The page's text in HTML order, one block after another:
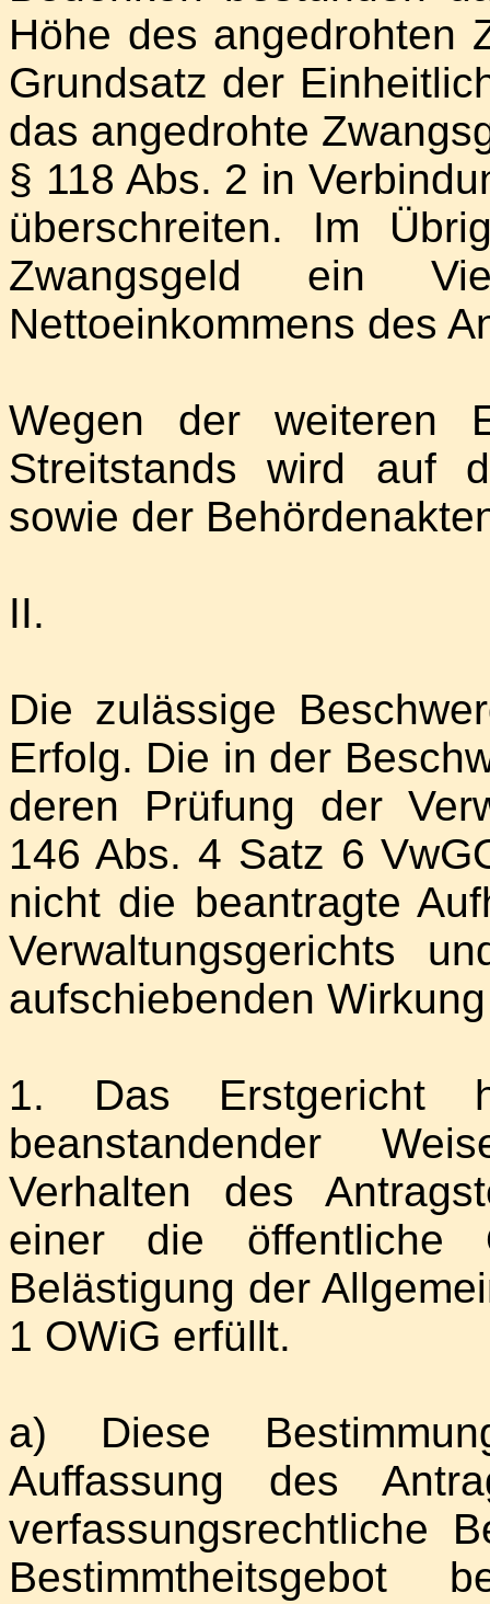
Höhe des angedrohten
Grundsatz der
das angedrohte
§ 118 Abs. 2 in
überschreiten. Im
Zwangsgeld ein
Nettoeinkommens des
Wegen der weiteren
Streitstands wird auf
sowie der
II.
Die zulässige
Erfolg. Die in der
deren Prüfung der
146 Abs. 4 Satz 6
nicht die beantragte
Verwaltungsgerichts
aufschiebenden
1. Das Erstgericht
beanstandender
Verhalten des
einer die öffentliche
Belästigung der
1 OWiG erfüllt.
a) Diese
Auffassung des
verfassungsrechtliche